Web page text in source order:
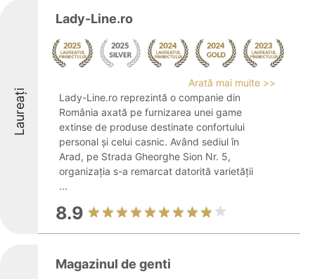
Laureați
Lady-Line.ro
Arată mai multe >>
Lady-Line.ro reprezintă o companie din
România axată pe furnizarea unei game
extinse de produse destinate confortului
personal și celui casnic. Având sediul în
Arad, pe Strada Gheorghe Sion Nr. 5,
organizația s-a remarcat datorită varietății
...
8.9
Magazinul de genti